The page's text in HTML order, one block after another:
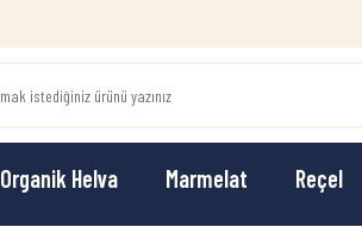
Organik Helva Marmelat Reçel